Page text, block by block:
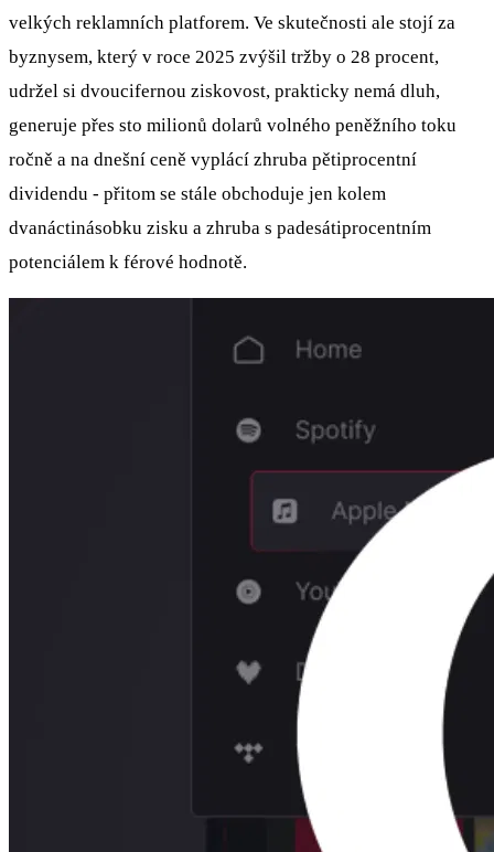
velkých reklamních platforem. Ve skutečnosti ale stojí za
byznysem, který v roce 2025 zvýšil tržby o 28 procent,
udržel si dvoucifernou ziskovost, prakticky nemá dluh,
generuje přes sto milionů dolarů volného peněžního toku
ročně a na dnešní ceně vyplácí zhruba pětiprocentní
dividendu - přitom se stále obchoduje jen kolem
dvanáctinásobku zisku a zhruba s padesátiprocentním
potenciálem k férové hodnotě.